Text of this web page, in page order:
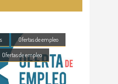
Ofertas de empleo
Ofertas de empleo